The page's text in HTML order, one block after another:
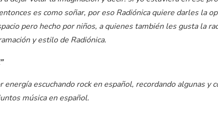
es como soñar, por eso Radiónica quiere darles la
pero hecho por niños, a quienes también les gusta la
y estilo de Radiónica.
escuchando rock en español, recordando algunas y
música en español.